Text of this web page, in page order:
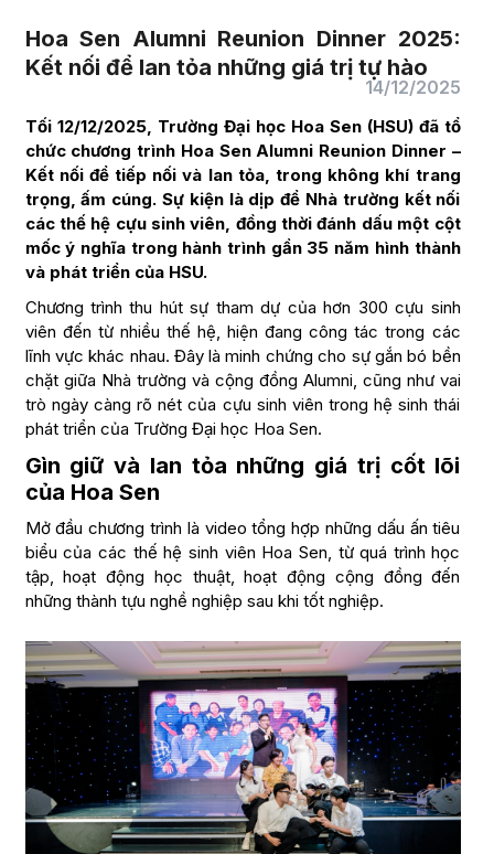
Hoa Sen Alumni Reunion Dinner 2025:
Kết nối để lan tỏa những giá trị tự hào
14/12/2025
Tối 12/12/2025, Trường Đại học Hoa Sen (HSU) đã tổ
chức chương trình Hoa Sen Alumni Reunion Dinner –
Kết nối để tiếp nối và lan tỏa, trong không khí trang
trọng, ấm cúng. Sự kiện là dịp để Nhà trường kết nối
các thế hệ cựu sinh viên, đồng thời đánh dấu một cột
mốc ý nghĩa trong hành trình gần 35 năm hình thành
và phát triển của HSU.
Chương trình thu hút sự tham dự của hơn 300 cựu sinh
viên đến từ nhiều thế hệ, hiện đang công tác trong các
lĩnh vực khác nhau. Đây là minh chứng cho sự gắn bó bền
chặt giữa Nhà trường và cộng đồng Alumni, cũng như vai
trò ngày càng rõ nét của cựu sinh viên trong hệ sinh thái
phát triển của Trường Đại học Hoa Sen.
Gìn giữ và lan tỏa những giá trị cốt lõi
của Hoa Sen
Mở đầu chương trình là video tổng hợp những dấu ấn tiêu
biểu của các thế hệ sinh viên Hoa Sen, từ quá trình học
tập, hoạt động học thuật, hoạt động cộng đồng đến
những thành tựu nghề nghiệp sau khi tốt nghiệp.